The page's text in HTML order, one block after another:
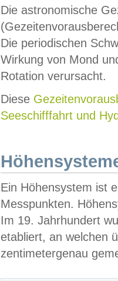
Die astronomische
Die periodischen
Wirkung von Mond
Rotation verursacht.
Diese
Seeschifffahrt und
Ein Höhensystem ist
Messpunkten.
Im 19. Jahrhundert
etabliert, an welchen
zentimetergenau